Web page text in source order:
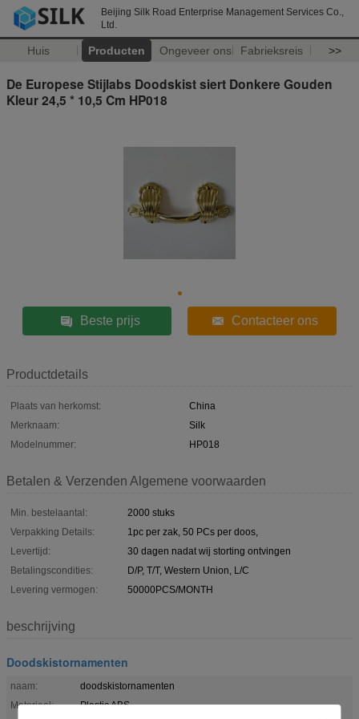
Beijing Silk Road Enterprise Management Services Co.,
Ltd.
Huis Producten Ongeveer ons Fabrieksreis >>
De Europese Stijlabs Doodskist siert Donkere Gouden
Kleur 24,5 * 10,5 Cm HP018
Beste prijs Contacteer ons
Productdetails
Plaats van herkomst:
China
Merknaam:
Silk
Modelnummer:
HP018
Betalen & Verzenden Algemene voorwaarden
Min. bestelaantal:
2000 stuks
Verpakking Details:
1pc per zak, 50 PCs per doos,
Levertijd:
30 dagen nadat wij storting ontvingen
Betalingscondities:
D/P, T/T, Western Union, L/C
Levering vermogen:
50000PCS/MONTH
beschrijving
Doodskistornamenten
naam:
doodskistornamenten
Materiaal:
Plastic ABS